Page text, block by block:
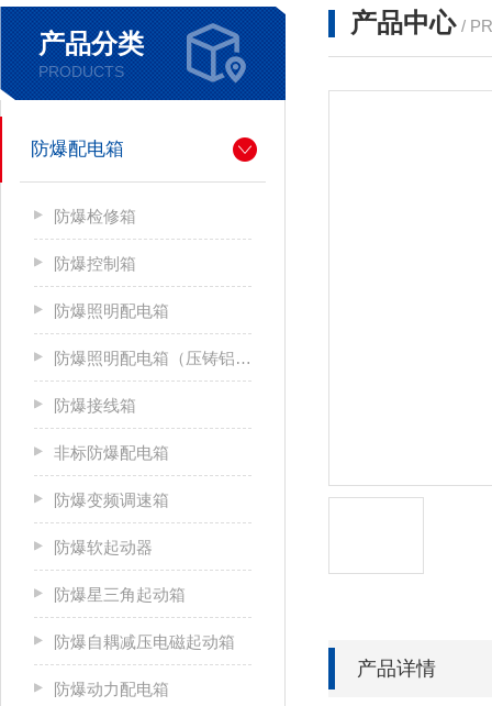
产品分类
PRODUCTS
防爆配电箱
防爆检修箱
防爆控制箱
防爆照明配电箱
防爆照明配电箱（压铸铝合金）
防爆接线箱
非标防爆配电箱
防爆变频调速箱
防爆软起动器
防爆星三角起动箱
防爆自耦减压电磁起动箱
防爆动力配电箱
产品中心 /
产品详情